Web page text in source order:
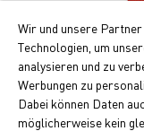
Ihre Vorteile auf
Wir und unsere
Technologien, um
analysieren und zu
Werbungen zu
Dabei können Daten
möglicherweise kein